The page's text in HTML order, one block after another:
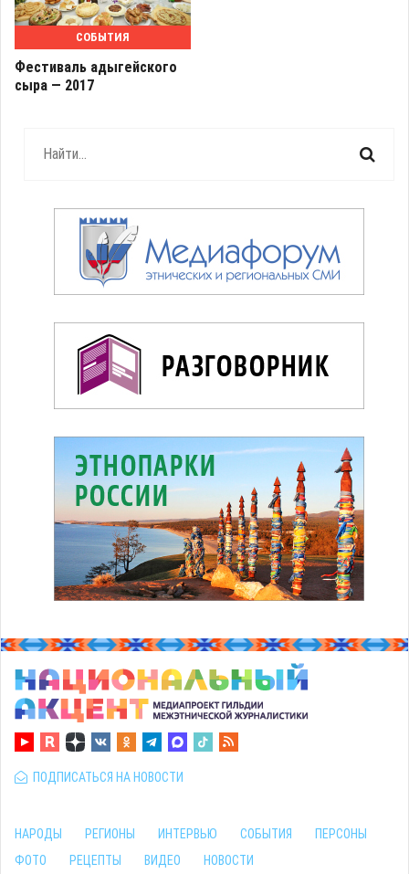
СОБЫТИЯ
Фестиваль адыгейского
сыра — 2017
ПОДПИСАТЬСЯ НА НОВОСТИ
НАРОДЫ РЕГИОНЫ ИНТЕРВЬЮ СОБЫТИЯ
ПЕРСОНЫ
ФОТО
РЕЦЕПТЫ ВИДЕО НОВОСТИ